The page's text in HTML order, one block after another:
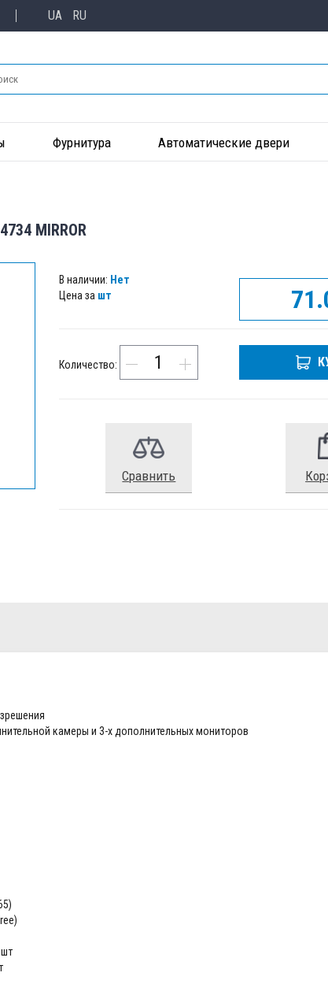
UA RU
Фурнитура Автоматические двери
MIRROR
В наличии: Нет
Цена за шт
Количество:
Сравнить
камеры и 3-х дополнительных мониторов